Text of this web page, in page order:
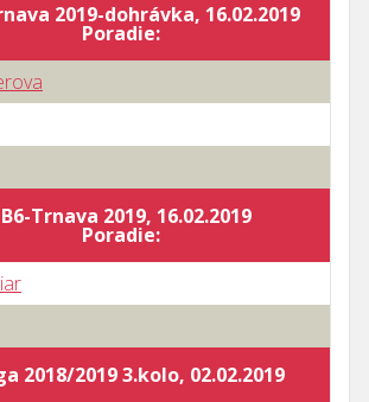
2019-dohrávka, 16.02.2019
Poradie:
B6-Trnava 2019, 16.02.2019
Poradie:
2018/2019 3.kolo, 02.02.2019